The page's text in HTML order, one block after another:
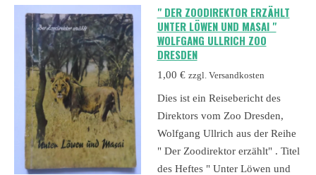
" DER ZOODIREKTOR ERZÄHLT
UNTER LÖWEN UND MASAI "
WOLFGANG ULLRICH ZOO
DRESDEN
1,00 € zzgl. Versandkosten
Dies ist ein Reisebericht des
Direktors vom Zoo Dresden,
Wolfgang Ullrich aus der Reihe
" Der Zoodirektor erzählt" . Titel
des Heftes " Unter Löwen und